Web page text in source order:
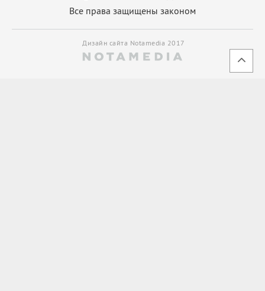
Все права защищены законом
Дизайн сайта Notamedia 2017